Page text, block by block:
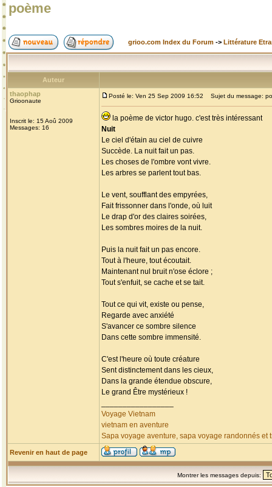
poème
grioo.com Index du Forum -> Littérature
Auteur
thaophap
Grioonaute
Inscrit le: 15 Aoû 2009
Messages: 16
Posté le: Ven 25 Sep 2009 16:52 Sujet du message:
la poème de victor hugo. c'est très intéressant
Nuit
Le ciel d'étain au ciel de cuivre
Succède. La nuit fait un pas.
Les choses de l'ombre vont vivre.
Les arbres se parlent tout bas.
Le vent, soufflant des empyrées,
Fait frissonner dans l'onde, où luit
Le drap d'or des claires soirées,
Les sombres moires de la nuit.
Puis la nuit fait un pas encore.
Tout à l'heure, tout écoutait.
Maintenant nul bruit n'ose éclore ;
Tout s'enfuit, se cache et se tait.
Tout ce qui vit, existe ou pense,
Regarde avec anxiété
S'avancer ce sombre silence
Dans cette sombre immensité.
C'est l'heure où toute créature
Sent distinctement dans les cieux,
Dans la grande étendue obscure,
Le grand Être mystérieux !
Voyage Vietnam
vietnam en aventure
Sapa voyage aventure, sapa voyage randonnés et
Revenir en haut de page
Montrer les messages depuis: